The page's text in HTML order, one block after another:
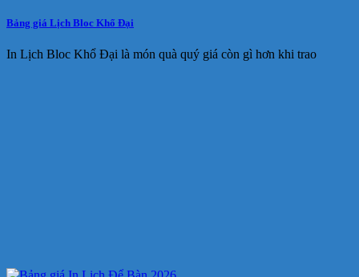
Bảng giá Lịch Bloc Khổ Đại
In Lịch Bloc Khổ Đại là món quà quý giá còn gì hơn khi trao